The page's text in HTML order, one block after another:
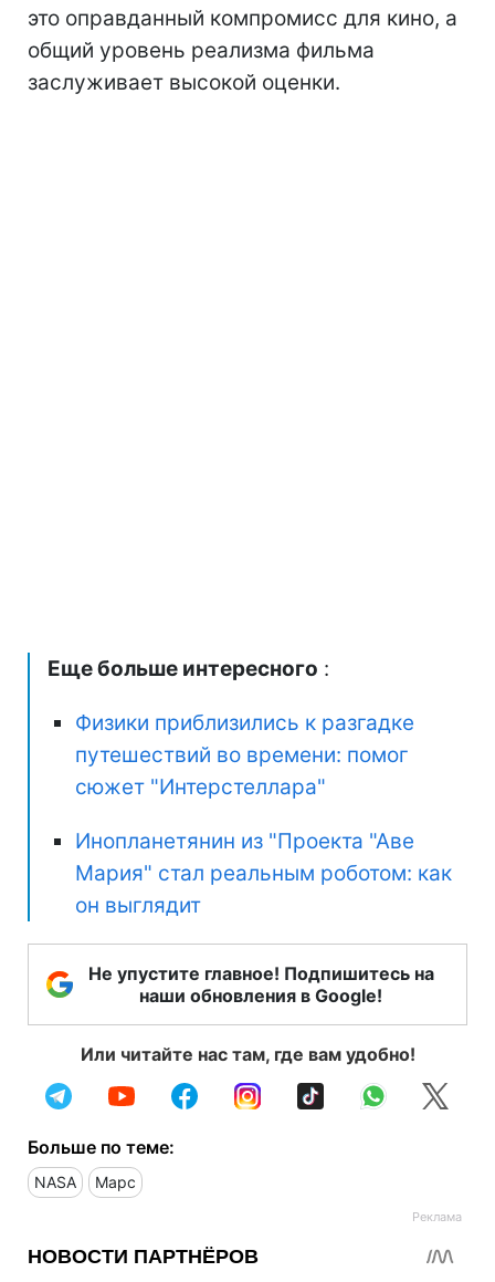
это оправданный компромисс для кино, а
общий уровень реализма фильма
заслуживает высокой оценки.
Еще больше интересного :
Физики приблизились к разгадке
путешествий во времени: помог
сюжет "Интерстеллара"
Инопланетянин из "Проекта "Аве
Мария" стал реальным роботом: как
он выглядит
Не упустите главное! Подпишитесь на
наши обновления в Google!
Или читайте нас там, где вам удобно!
Больше по теме:
NASA Марс